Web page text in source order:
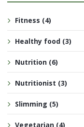
Fitness (4)
Healthy food (3)
Nutrition (6)
Nutritionist (3)
Slimming (5)
Vegetarian (4)